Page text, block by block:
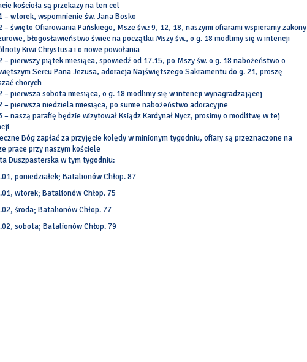
kościoła są przekazy na ten cel
– wtorek, wspomnienie św. Jana Bosko
– święto Ofiarowania Pańskiego, Msze św.: 9, 12, 18, naszymi ofiarami wspieramy zakony
błogosławieństwo świec na początku Mszy św., o g. 18 modlimy się w intencji
Krwi Chrystusa i o nowe powołania
– pierwszy piątek miesiąca, spowiedź od 17.15, po Mszy św. o g. 18 nabożeństwo o
Sercu Pana Jezusa, adoracja Najświętszego Sakramentu do g. 21, proszę
chorych
– pierwsza sobota miesiąca, o g. 18 modlimy się w intencji wynagradzającej
– pierwsza niedziela miesiąca, po sumie nabożeństwo adoracyjne
– naszą parafię będzie wizytował Ksiądz Kardynał Nycz, prosimy o modlitwę w tej
Bóg zapłać za przyjęcie kolędy w minionym tygodniu, ofiary są przeznaczone na
prace przy naszym kościele
Duszpasterska w tym tygodniu:
poniedziałek; Batalionów Chłop. 87
wtorek; Batalionów Chłop. 75
środa; Batalionów Chłop. 77
sobota; Batalionów Chłop. 79